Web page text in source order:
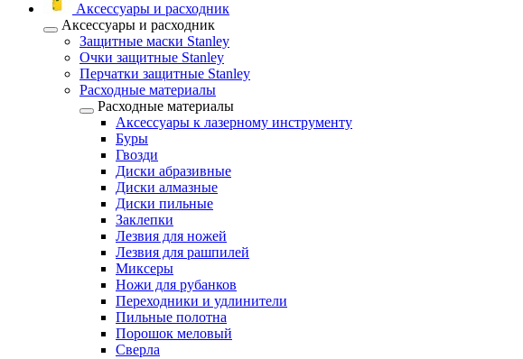
Аксессуары и расходник
Аксессуары и расходник
Защитные маски Stanley
Очки защитные Stanley
Перчатки защитные Stanley
Расходные материалы
Расходные материалы
Аксессуары к лазерному инструменту
Буры
Гвозди
Диски абразивные
Диски алмазные
Диски пильные
Заклепки
Лезвия для ножей
Лезвия для рашпилей
Миксеры
Ножи для рубанков
Переходники и удлинители
Пильные полотна
Порошок меловый
Сверла